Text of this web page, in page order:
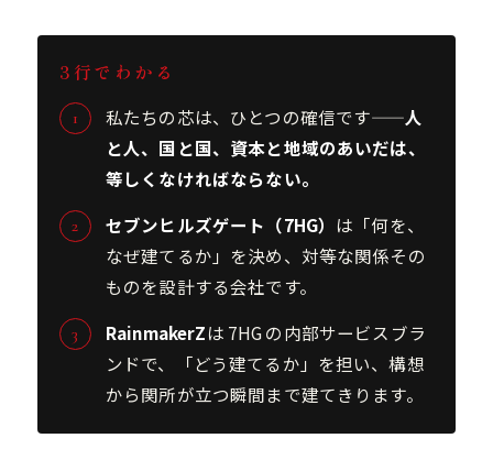
3行でわかる
私たちの芯は、ひとつの確信です——人
と人、国と国、資本と地域のあいだは、
等しくなければならない。
セブンヒルズゲート（7HG） は「何を、
なぜ建てるか」を決め、対等な関係その
ものを設計する会社です。
RainmakerZは 7HG の内部サービスブラ
ンドで、「どう建てるか」を担い、構想
から関所が立つ瞬間まで建てきります。